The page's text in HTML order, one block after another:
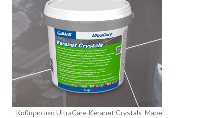
Kαθαριστικό UltraCare Keranet Crystals Mapei